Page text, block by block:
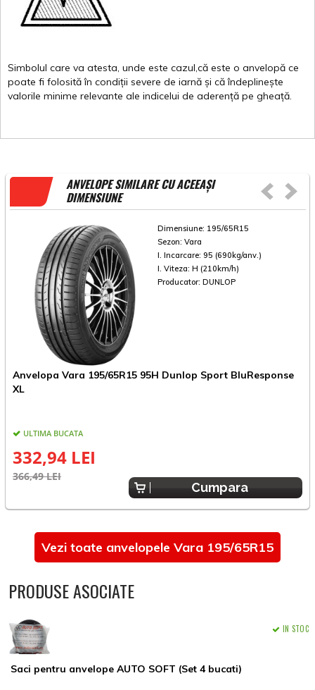
Simbolul care va atesta, unde este cazul,că este o anvelopă ce
poate fi folosită în condiții severe de iarnă și că îndeplinește
valorile minime relevante ale indicelui de aderență pe gheață.
ANVELOPE SIMILARE CU ACEEAȘI
DIMENSIUNE
Dimensiune: 195/65R15
Sezon: Vara
I. Incarcare: 95 (690kg/anv.)
I. Viteza: H (210km/h)
Producator: DUNLOP
Anvelopa Vara 195/65R15 95H Dunlop Sport BluResponse
XL
ULTIMA BUCATA
332,94 LEI
366,49 LEI
Cumpara
Vezi toate anvelopele Vara 195/65R15
PRODUSE ASOCIATE
Saci pentru anvelope AUTO SOFT (Set 4 bucati)
IN STOC